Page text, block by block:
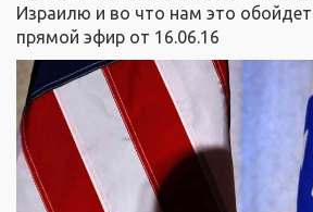
Израилю и во что нам это
прямой эфир от 16.06.16